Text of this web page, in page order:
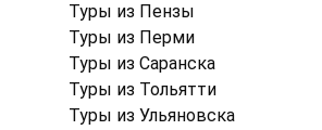
Туры из Пензы
Туры из Перми
Туры из Саранска
Туры из Тольятти
Туры из Ульяновска